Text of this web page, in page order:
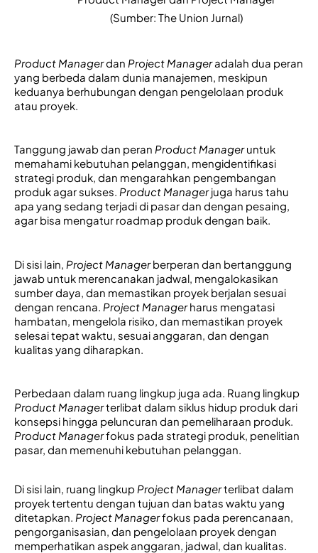
(Sumber: The Union Jurnal)
Product Manager dan Project Manager adalah dua peran
yang berbeda dalam dunia manajemen, meskipun
keduanya berhubungan dengan pengelolaan produk
atau proyek.
Tanggung jawab dan peran Product Manageruntuk
memahami kebutuhan pelanggan, mengidentifikasi
strategi produk, dan mengarahkan pengembangan
produk agar sukses. Product Managerjuga harus tahu
apa yang sedang terjadi di pasar dan dengan pesaing,
agar bisa mengatur roadmap produk dengan baik.
Di sisi lain, Project Manager berperan dan bertanggung
jawab untuk merencanakan jadwal, mengalokasikan
sumber daya, dan memastikan proyek berjalan sesuai
dengan rencana. Project Manager harus mengatasi
hambatan, mengelola risiko, dan memastikan proyek
selesai tepat waktu, sesuai anggaran, dan dengan
kualitas yang diharapkan.
Perbedaan dalam ruang lingkup juga ada.
Product Manager terlibat dalam siklus hidup produk dari
Product Manager fokus pada strategi produk, penelitian
pasar, dan memenuhi kebutuhan pelanggan.
Di sisi lain, ruang lingkup Project Manager terlibat dalam
proyek tertentu dengan tujuan dan batas waktu yang
ditetapkan. Project Manager fokus pada perencanaan,
pengorganisasian, dan pengelolaan proyek dengan
memperhatikan aspek anggaran, jadwal, dan kualitas.